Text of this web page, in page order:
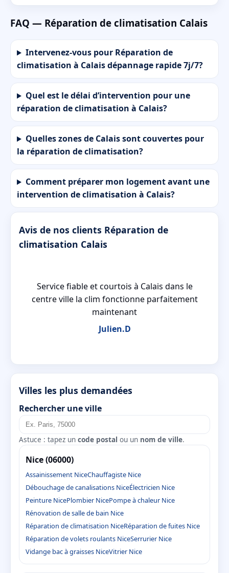
FAQ — Réparation de climatisation Calais
Intervenez-vous pour Réparation de
climatisation à Calais dépannage rapide 7j/7?
Quel est le délai d’intervention pour une
réparation de climatisation à Calais?
Quelles zones de Calais sont couvertes pour
la réparation de climatisation?
Comment préparer mon logement avant une
intervention de climatisation à Calais?
Avis de nos clients Réparation de
climatisation Calais
Service fiable et courtois à Calais dans le
centre ville la clim fonctionne parfaitement
maintenant
Julien.D
Villes les plus demandées
Rechercher une ville
Astuce : tapez un code postal ou un nom de ville.
Nice (06000)
Assainissement NiceChauffagiste Nice
Débouchage de canalisations NiceÉlectricien Nice
Peinture NicePlombier NicePompe à chaleur Nice
Rénovation de salle de bain Nice
Réparation de climatisation NiceRéparation de fuites Nice
Réparation de volets roulants NiceSerrurier Nice
Vidange bac à graisses NiceVitrier Nice